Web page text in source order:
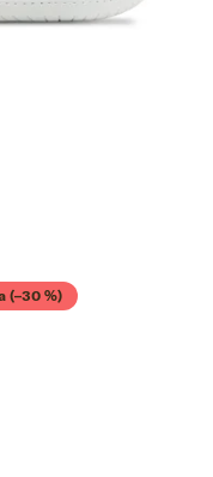
(–30 %)